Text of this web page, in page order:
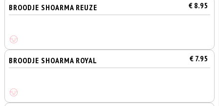
BROODJE SHOARMA REUZE € 8.95
BROODJE SHOARMA ROYAL € 7.95